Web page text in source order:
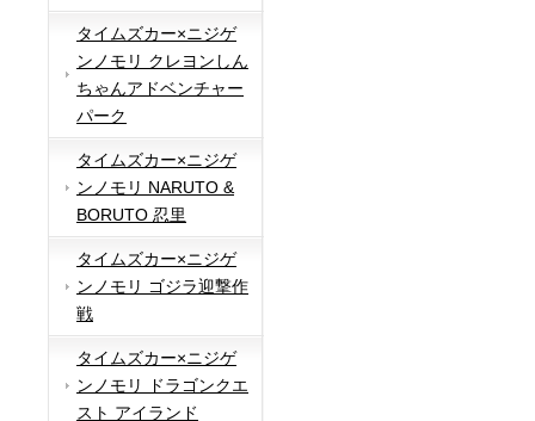
タイムズカー×ニジゲ
ンノモリ クレヨンしん
ちゃんアドベンチャー
パーク
タイムズカー×ニジゲ
ンノモリ NARUTO &
BORUTO 忍里
タイムズカー×ニジゲ
ンノモリ ゴジラ迎撃作
戦
タイムズカー×ニジゲ
ンノモリ ドラゴンクエ
スト アイランド